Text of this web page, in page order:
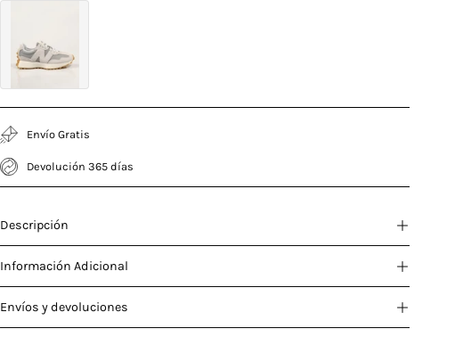
Envío Gratis
Devolución 365 días
Descripción
Información Adicional
Envíos y devoluciones